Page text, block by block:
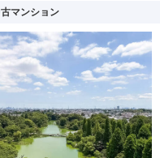
マンション